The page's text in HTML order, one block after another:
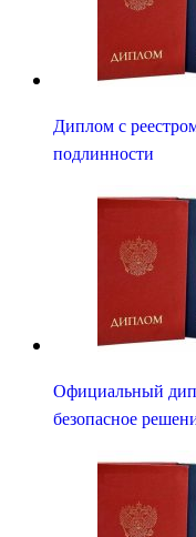
Диплом с
подлинности
Официальный
безопасное